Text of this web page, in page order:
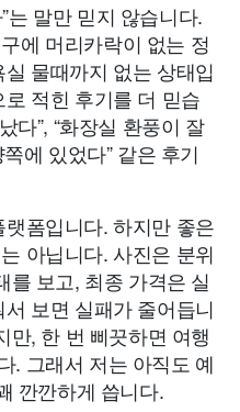
는 말만 믿지 않습니다.
에 머리카락이 없는 정
물때까지 없는 상태입
적힌 후기를 더 믿습
다”, “화장실 환풍이 잘
에 있었다” 같은 후기
폼입니다. 하지만 좋은
아닙니다. 사진은 분위
를 보고, 최종 가격은 실
보면 실패가 줄어듭니
만, 한 번 삐끗하면 여행
. 그래서 저는 아직도 예
깐깐하게 씁니다.